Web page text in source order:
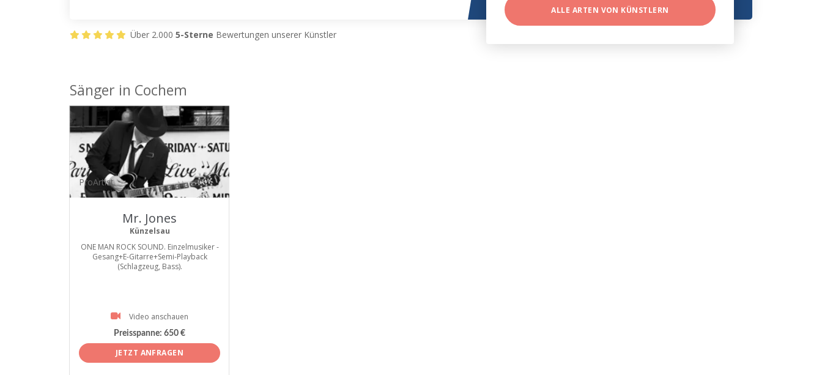
ALLE ARTEN VON KÜNSTLERN
Über 2.000 5-Sterne Bewertungen unserer Künstler
Sänger in Cochem
ProArtist
Mr. Jones
Künzelsau
ONE MAN ROCK SOUND. Einzelmusiker -
Gesang+E-Gitarre+Semi-Playback
(Schlagzeug, Bass).
Video anschauen
Preisspanne: 650 €
JETZT ANFRAGEN